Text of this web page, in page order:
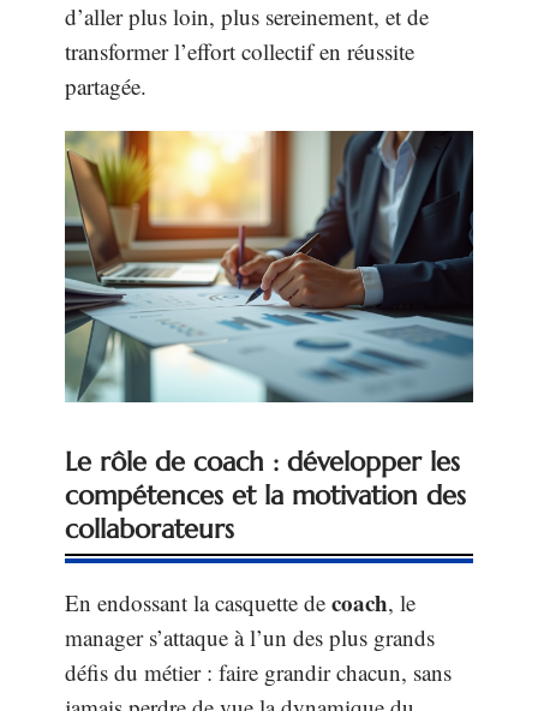
d’aller plus loin, plus sereinement, et de
transformer l’effort collectif en réussite
partagée.
Le rôle de coach : développer les
compétences et la motivation des
collaborateurs
En endossant la casquette de coach, le
manager s’attaque à l’un des plus grands
défis du métier : faire grandir chacun, sans